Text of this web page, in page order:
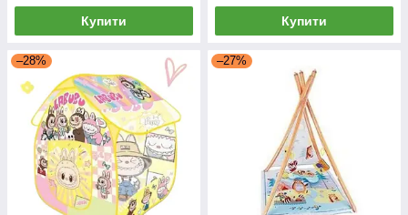
Купити Купити
–28% –27%